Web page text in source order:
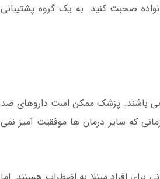
صحبت کنید. به یک گروه پشتیبانی
می باشند. پزشک ممکن است داروهای ضد
که سایر درمان ها موفقیت آمیز نمی